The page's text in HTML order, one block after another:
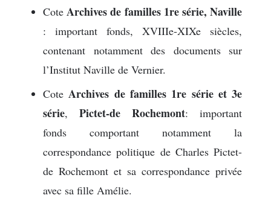
CoteArchives de familles 1re série, Naville
: important fonds, XVIIIe-XIXe siècles,
contenant notamment des documents sur
l’Institut Naville de Vernier.
Cote Archives de familles 1re série et 3e
série,Pictet-de Rochemont: important
fonds comportant notamment la
correspondance politique de Charles Pictet-
de Rochemont et sa correspondance privée
avec sa fille Amélie.